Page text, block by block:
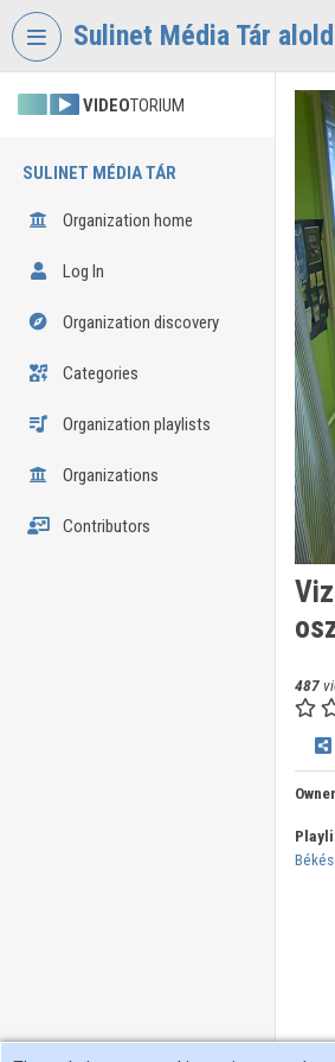
Skip header
Sulinet Média Tár
VIDEOTORIUM
SULINET MÉDIA TÁR
Organization home
Log In
Organization discovery
Categories
Organization playlists
Organizations
Contributors
487